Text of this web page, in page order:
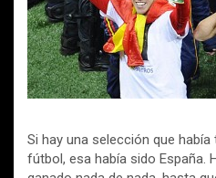
Si hay una selección que
fútbol, esa había sido España.